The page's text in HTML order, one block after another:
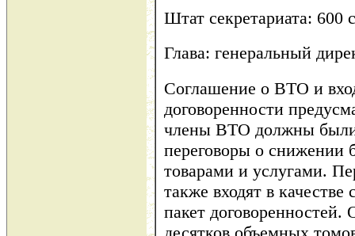
Штат секретариата: 600
Глава: генеральный
Соглашение о ВТО и
договоренности
члены ВТО должны
переговоры о снижении
товарами и услугами.
также входят в
пакет договоренностей.